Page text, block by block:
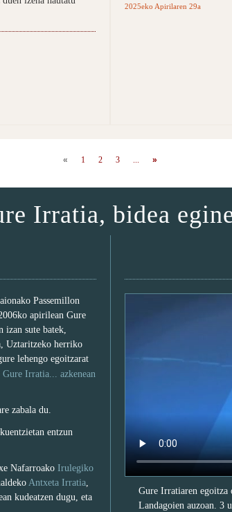
2025eko Apirilaren 29a
« 1 2 3 »
Irratia, bidea
Passemillon
apirilean Gure
sute batek,
Uztaritzeko herriko
lehengo egoitzarat
Irratia... azkenean
zabala du.
entzun
Nafarroako Irulegiko
Antxeta Irratia
kudeatzen dugu, eta
Gure Irratiaren egoitza
Landagoien auzoan. 3